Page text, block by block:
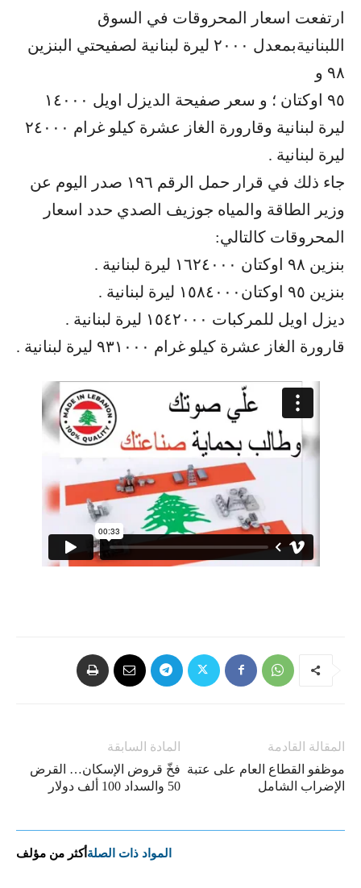
ارتفعت اسعار المحروقات في السوق
اللبنانيةبمعدل ٢٠٠٠ ليرة لبنانية لصفيحتي البنزين
٩٨ و
٩٥ اوكتان ؛ و سعر صفيحة الديزل اويل ١٤٠٠٠
ليرة لبنانية وقارورة الغاز عشرة كيلو غرام ٢٤٠٠٠
ليرة لبنانية .
جاء ذلك في قرار حمل الرقم ١٩٦ صدر اليوم عن
وزير الطاقة والمياه جوزيف الصدي حدد اسعار
المحروقات كالتالي:
بنزين ٩٨ اوكتان ١٦٢٤٠٠٠ ليرة لبنانية .
بنزين ٩٥ اوكتان١٥٨٤٠٠٠ ليرة لبنانية .
ديزل اويل للمركبات ١٥٤٢٠٠٠ ليرة لبنانية .
قارورة الغاز عشرة كيلو غرام ٩٣١٠٠٠ ليرة لبنانية .
المادة السابقة
فخّ قروض الإسكان… القرض
50 والسداد 100 ألف دولار
المقالة القادمة
موظفو القطاع العام على عتبة
الإضراب الشامل
المواد ذات الصلةأكثر من مؤلف